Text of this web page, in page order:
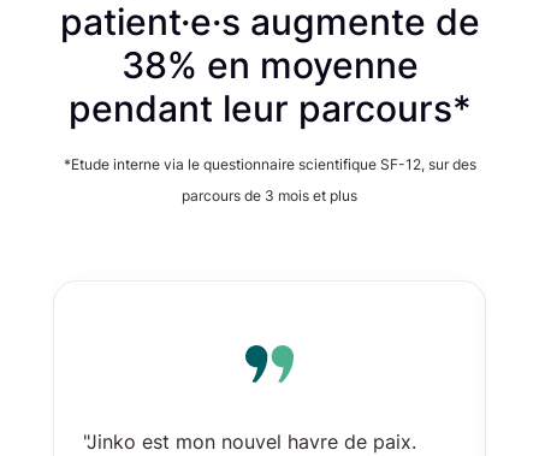
patient·e·s augmente de
38% en moyenne
pendant leur parcours*
*Etude interne via le questionnaire scientifique SF-12, sur des
parcours de 3 mois et plus
"Jinko est mon nouvel havre de paix.